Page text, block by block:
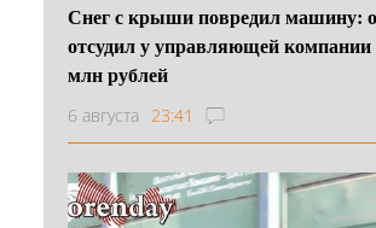
Снег с крыши повредил машину:
отсудил у управляющей компании
млн рублей
6 августа 23:41